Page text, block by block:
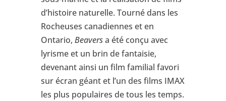
d’histoire naturelle. Tourné dans les
Rocheuses canadiennes et en
Ontario, Beaversa été conçu avec
lyrisme et un brin de fantaisie,
devenant ainsi un film familial favori
sur écran géant et l’un des films IMAX
les plus populaires de tous les temps.